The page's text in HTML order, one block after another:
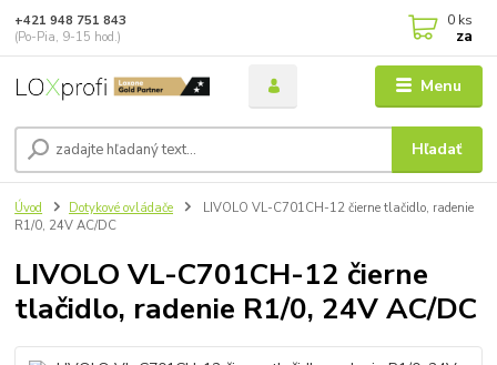
Menu
Hľadať
+421 948 751 843
(Po-Pia, 9-15 hod.)
0 ks
za
Úvod Dotykové ovládače
LIVOLO VL-C701CH-12 čierne tlačidlo, radenie
R1/0, 24V AC/DC
LIVOLO VL-C701CH-12 čierne
tlačidlo, radenie R1/0, 24V AC/DC